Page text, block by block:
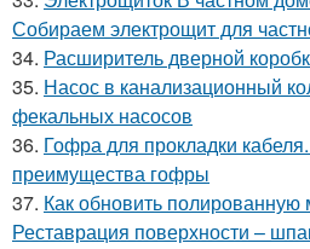
Собираем электрощит для
34. Расширитель дверной
35. Насос в канализационный
фекальных насосов
36. Гофра для прокладки
преимущества гофры
37. Как обновить
Реставрация поверхности –